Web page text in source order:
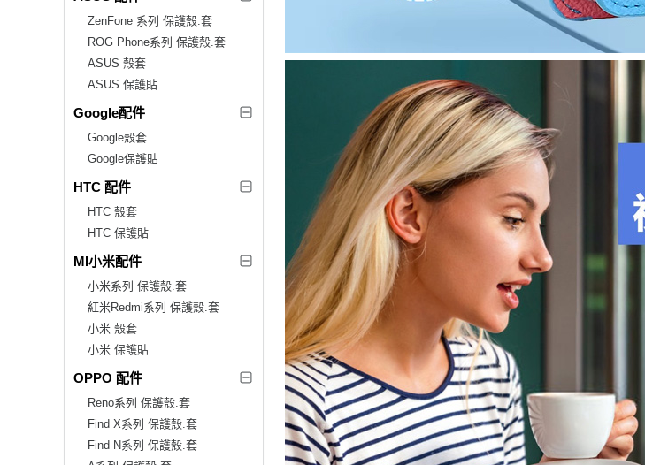
ZenFone 系列 保護殼.套
ROG Phone系列 保護殼.套
ASUS 殼套
ASUS 保護貼
Google配件
Google殼套
Google保護貼
HTC 配件
HTC 殼套
HTC 保護貼
MI小米配件
小米系列 保護殼.套
紅米Redmi系列 保護殼.套
小米 殼套
小米 保護貼
OPPO 配件
Reno系列 保護殼.套
Find X系列 保護殼.套
Find N系列 保護殼.套